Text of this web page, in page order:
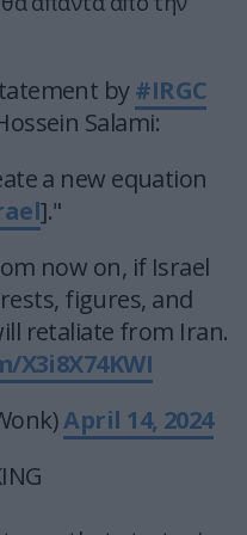
by#IRGC
Salami:
a new equation
]."
now on, if Israel
figures, and
retaliate from Iran.
April 14, 2024